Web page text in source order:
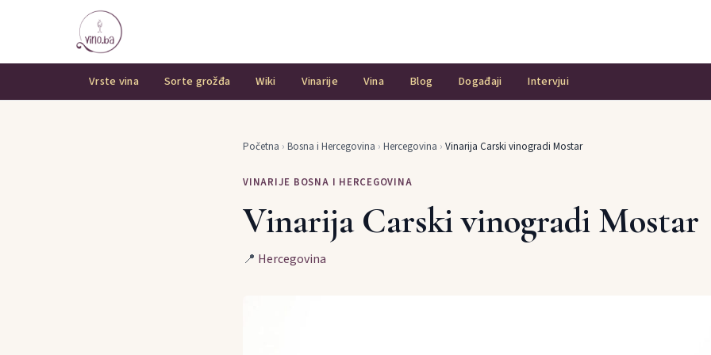
Vrste vina Sorte grožđa Wiki Vinarije Vina Blog Događaji Intervjui
Početna › Bosna i Hercegovina › Hercegovina › Vinarija Carski vinogradi Mostar
VINARIJE BOSNA I HERCEGOVINA
Vinarija Carski vinogradi Mostar
📍 Hercegovina